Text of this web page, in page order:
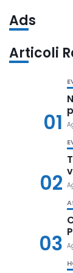
Ads
Articoli
01
02
03